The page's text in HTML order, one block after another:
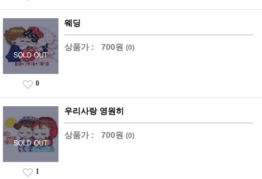
웨딩
상품가 : 700원 (0)
0
우리사랑 영원히
상품가 : 700원 (0)
1